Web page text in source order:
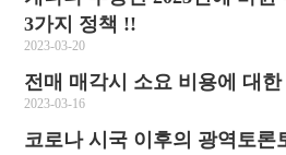
3가지 정책 !!
2023-03-20
전매 매각시 소요 비용에 대
2023-03-16
코로나 시국 이후의 광역토론